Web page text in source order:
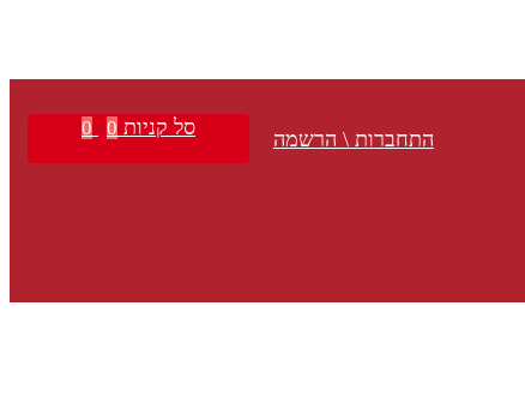
התחברות \ הרשמה סל קניות 0
0